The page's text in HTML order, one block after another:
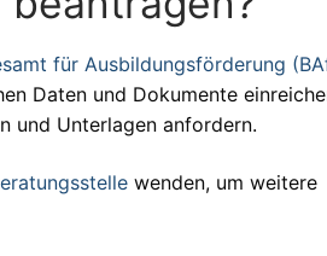
für Ausbildungsförderung
Daten und Dokumente
und Unterlagen anfordern.
wenden, um weitere